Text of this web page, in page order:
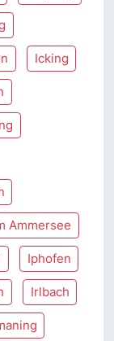
Icking
Ammersee
Iphofen
Irlbach